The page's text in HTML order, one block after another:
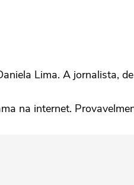
Lima. A jornalista,
na internet.